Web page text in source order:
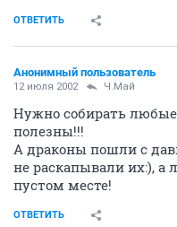
ОТВЕТИТЬ
Анонимный пользователь
12 июля 2002 Ч.Май
Нужно собирать
полезны!!!
А драконы пошли с
не раскапывали их:), а
пустом месте!
ОТВЕТИТЬ